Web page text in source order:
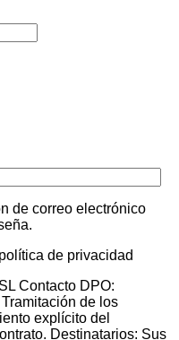
de correo electrónico
de privacidad
Contacto DPO:
de los
explícito del
Destinatarios: Sus